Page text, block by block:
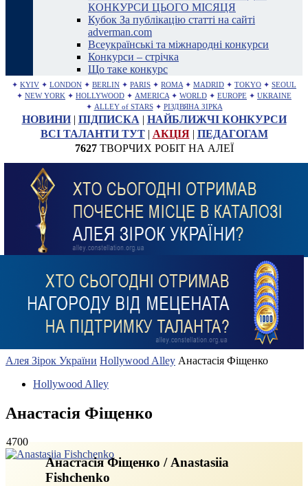
КОНКУРСИ ЦЬОГО МІСЯЦЯ
Кубок За публікацію статті на сайті
adverman.com
Всеукраїнські та міжнародні конкурси
Конкурси – стрічка
Що таке конкурс
✦ KYIV ✦ LONDON ✦ BERLIN ✦ PARIS ✦ ROMA ✦ MADRID ✦ TOKYO ✦ SEOUL
✦ NEW YORK ✦ HOLLYWOOD ✦ AMERICA ✦ WORLD ✦ EUROPE ✦ UKRAINE
✦ ALLEY of STARS ✦ РІЗДВЯНА ЗІРКА
НОВИНИ| ПІДПИСКА | НАЙБЛИЖЧІ КОНКУРСИ
ВСІ ТАЛАНТИ ТУТ| АКЦІЯ| ПЕДАГОГАМ
7627ТВОРЧИХ РОБІТ НА АЛЕЇ
Алея Зірок України Hollywood Alley Анастасія Фіщенко
Hollywood Alley
Анастасія Фіщенко
4700
Анастасія Фіщенко / Anastasiia
Fishchenko